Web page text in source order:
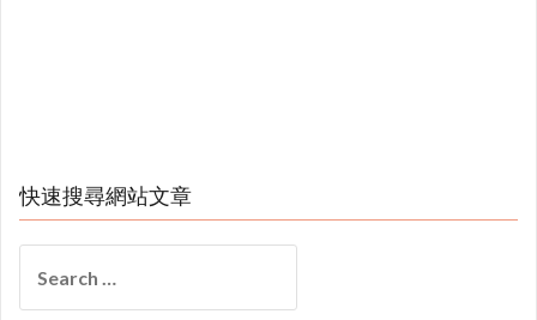
快速搜尋網站文章
for: